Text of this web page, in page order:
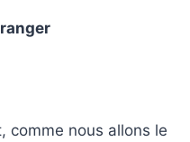
comme nous allons le